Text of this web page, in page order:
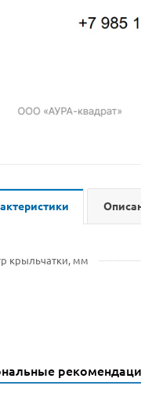
крыльчатки, мм